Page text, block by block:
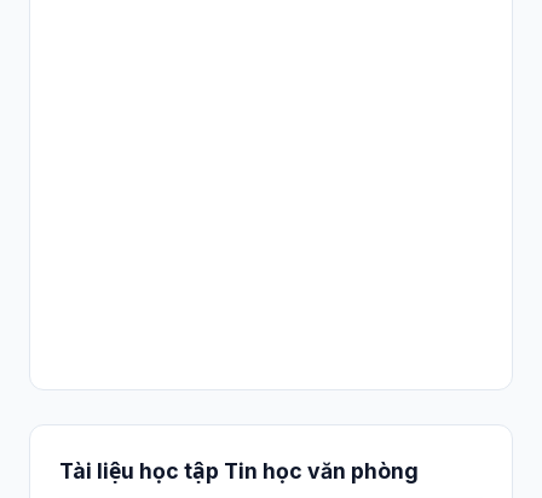
Tài liệu học tập Tin học văn phòng